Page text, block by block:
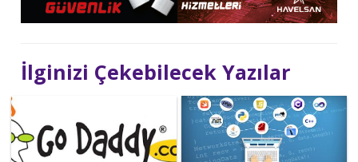
İlginizi Çekebilecek Yazılar